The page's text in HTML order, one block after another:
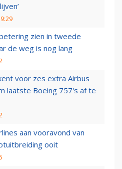
zien in tweede
de weg is nog lang
voor zes extra Airbus
laatste Boeing 757's af te
aan vooravond van
ooit